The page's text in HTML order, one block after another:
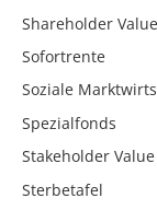
Shareholder Value
Sofortrente
Soziale
Spezialfonds
Stakeholder Value
Sterbetafel